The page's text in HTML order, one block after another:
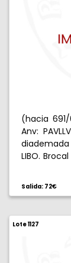
(hacia 691/
Anv:
diademada
LIBO.
Salida: 72€
Lote 1127